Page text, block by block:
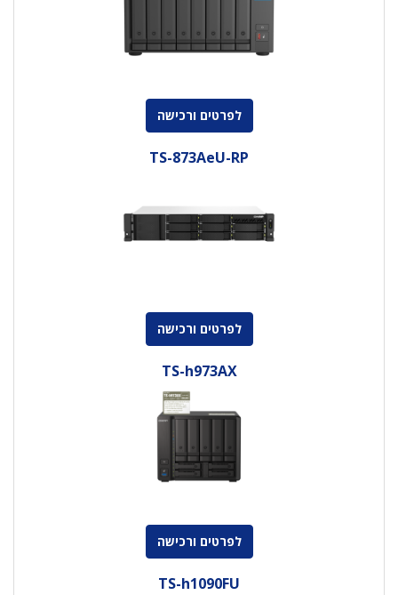
לפרטים ורכישה
TS-873AeU-RP
לפרטים ורכישה
TS-h973AX
לפרטים ורכישה
TS-h1090FU